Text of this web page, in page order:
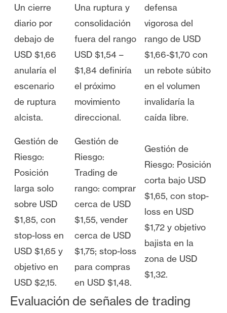
Un cierre
diario por
debajo de
USD $1,66
anularía el
escenario
de ruptura
alcista.
Una ruptura y
consolidación
fuera del rango
USD $1,54 –
$1,84 definiría
el próximo
movimiento
direccional.
defensa
vigorosa del
rango de USD
$1,66-$1,70 con
un rebote súbito
en el volumen
invalidaría la
caída libre.
Gestión de
Riesgo:
Posición
larga solo
sobre USD
$1,85, con
stop-loss en
USD $1,65 y
objetivo en
USD $2,15.
Gestión de
Riesgo:
Trading de
rango: comprar
cerca de USD
$1,55, vender
cerca de USD
$1,75; stop-loss
para compras
en USD $1,48.
Gestión de
Riesgo: Posición
corta bajo USD
$1,65, con stop-
loss en USD
$1,72 y objetivo
bajista en la
zona de USD
$1,32.
Evaluación de señales de trading